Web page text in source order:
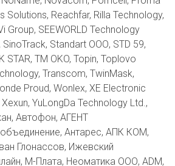
Solutions, Reachfar, Rilla Technology,
Group, SEEWORLD Technology
Standart ООО, STD 59,
STAR, TM OKO, Topin, Toplovo
Transcom, TwinMask,
Proud, Wonlex, XE Electronic
YuLongDa Technology Ltd.,
Автофон, АГЕНТ
Антарес, АПК КОМ,
Глонассов, Ижевский
М-Плата, Неоматика ООО, ADM,